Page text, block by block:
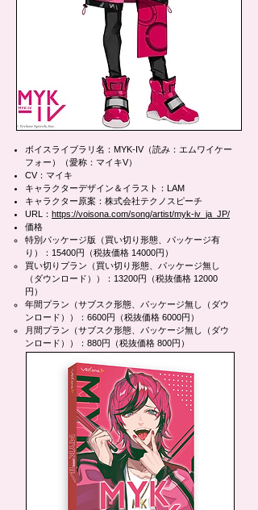
ボイスライブラリ名：MYK-IV（読み：エムワイケー
フォー）（愛称：マイキV）
CV：マイキ
キャラクターデザイン＆イラスト：LAM
キャラクター原案：株式会社テクノスピーチ
URL： https://voisona.com/song/artist/myk-iv_ja_JP/
価格
特別パッケージ版（買い切り形態、パッケージ有
り）：15400円（税抜価格 14000円）
買い切りプラン（買い切り形態、パッケージ無し
（ダウンロード））：13200円（税抜価格 12000
円）
年間プラン（サブスク形態、パッケージ無し（ダウ
ンロード））：6600円（税抜価格 6000円）
月間プラン（サブスク形態、パッケージ無し（ダウ
ンロード））：880円（税抜価格 800円）